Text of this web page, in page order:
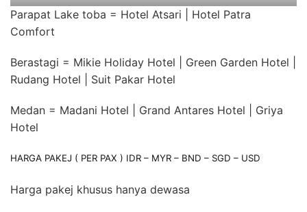
Parapat Lake toba = Hotel Atsari | Hotel Patra
Comfort
Berastagi = Mikie Holiday Hotel | Green Garden Hotel |
Rudang Hotel | Suit Pakar Hotel
Medan = Madani Hotel | Grand Antares Hotel | Griya
Hotel
HARGA PAKEJ ( PER PAX ) IDR – MYR – BND – SGD – USD
Harga pakej khusus hanya dewasa